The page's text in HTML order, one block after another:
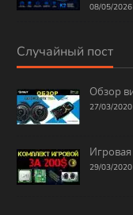
08/05/2026
Случайный пост
Обзор
27/03/2020
Игровая
29/03/2020